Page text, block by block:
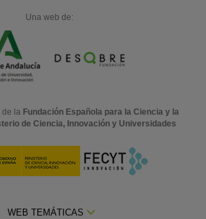
Una web de:
de la Fundación Española para la Ciencia y la
de Ciencia, Innovación y Universidades
WEB TEMÁTICAS